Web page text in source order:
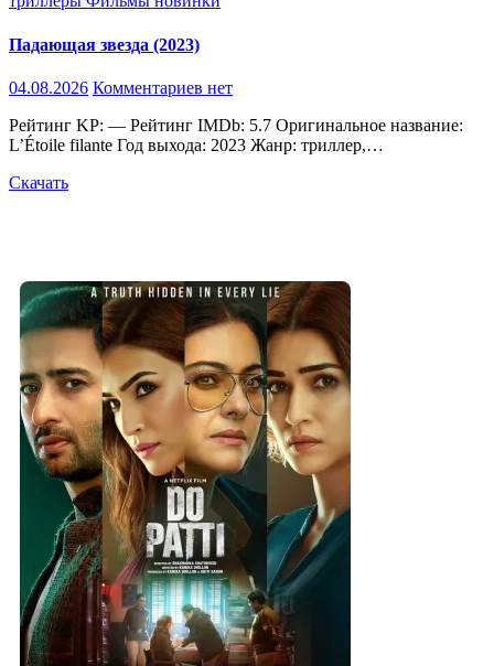
Падающая звезда (2023)
04.08.2026 Комментариев нет
Рейтинг KP: — Рейтинг IMDb: 5.7 Оригинальное название:
L’Étoile filante Год выхода: 2023 Жанр: триллер,…
Скачать